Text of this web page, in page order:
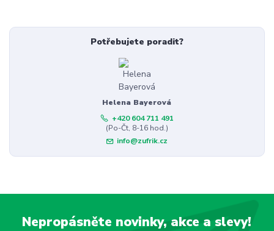
Potřebujete poradit?
Helena Bayerová
+420 604 711 491
(Po-Čt, 8-16 hod.)
info@zufrik.cz
Nepropásněte novinky, akce a slevy!